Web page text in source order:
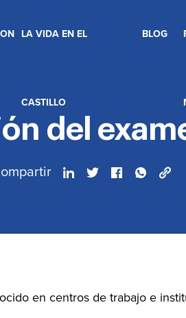
LA VIDA EN EL
CASTILLO
BLOG
del
en centros de trabajo e